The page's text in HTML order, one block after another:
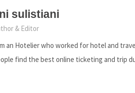
sulistiani
& Editor
an Hotelier who worked for hotel and
find the best online ticketing and trip